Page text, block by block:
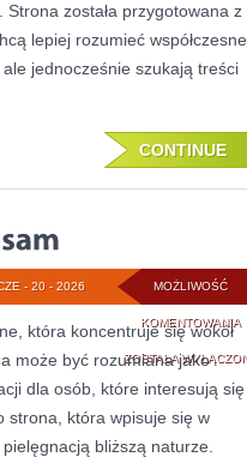
została przygotowana z
lepiej rozumieć współczesne
jednocześnie szukają treści
CONTINUE
MOŻLIWOŚĆ
KOMENTOWANIA
–
ZOSTAŁA
- 20 - 2026
która koncentruje się wokół
może być rozumiana jako
dla osób, które interesują się
strona, która wpisuje się w
bliższą naturze.